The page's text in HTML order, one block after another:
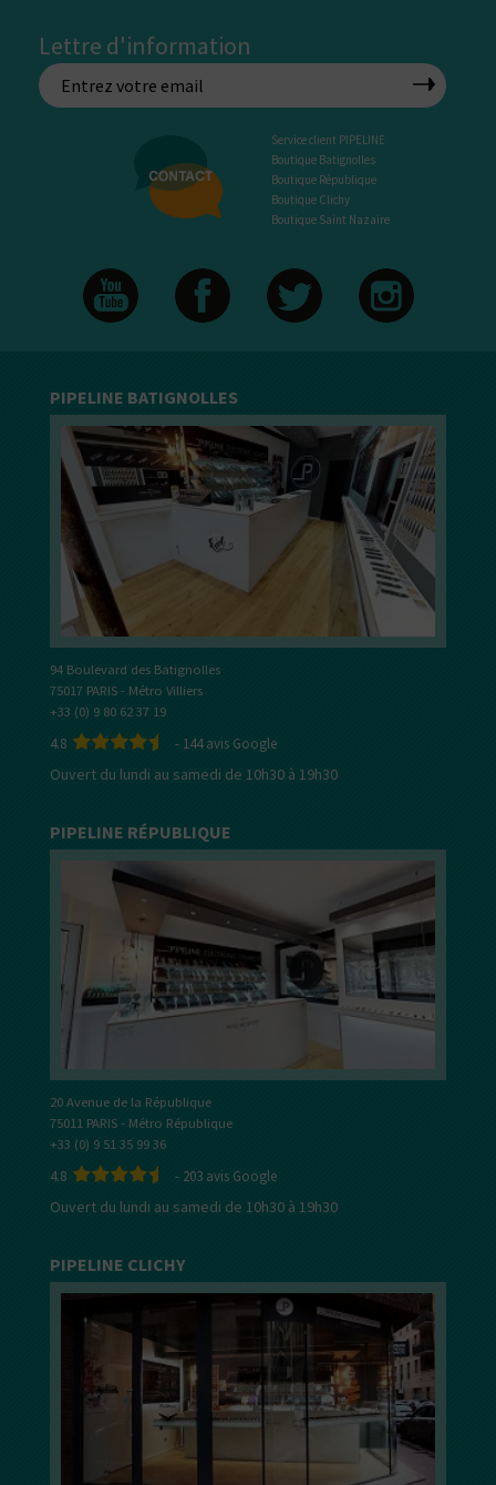
Lettre d'information
Service client PIPELINE
Boutique Batignolles
Boutique République
Boutique Clichy
Boutique Saint Nazaire
PIPELINE BATIGNOLLES
94 Boulevard des Batignolles
75017 PARIS - Métro Villiers
+33 (0) 9 80 62 37 19
4.8 - 144avis Google
Ouvert du lundi au samedi de 10h30 à 19h30
PIPELINE RÉPUBLIQUE
20 Avenue de la République
75011 PARIS - Métro République
+33 (0) 9 51 35 99 36
4.8 - 203 avis Google
Ouvert du lundi au samedi de 10h30 à 19h30
PIPELINE CLICHY